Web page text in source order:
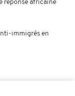
réponse africaine
immigrés en